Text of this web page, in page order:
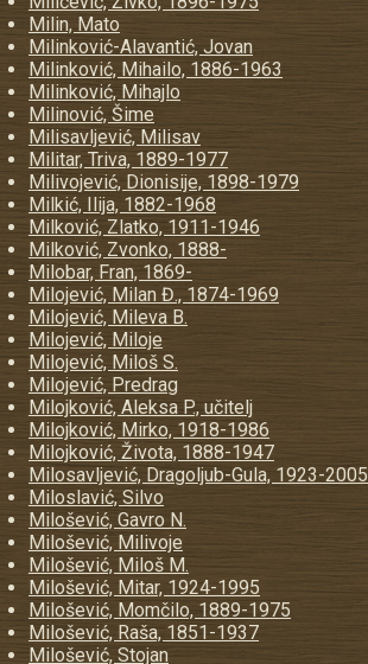
Milin, Mato
Milinković-Alavantić, Jovan
Milinković, Mihailo, 1886-1963
Milinković, Mihajlo
Milinović, Šime
Milisavljević, Milisav
Militar, Triva, 1889-1977
Milivojević, Dionisije, 1898-1979
Milkić, Ilija, 1882-1968
Milković, Zlatko, 1911-1946
Milković, Zvonko, 1888-
Milobar, Fran, 1869-
Milojević, Milan Đ., 1874-1969
Milojević, Mileva B.
Milojević, Miloje
Milojević, Miloš S.
Milojević, Predrag
Milojković, Aleksa P., učitelj
Milojković, Mirko, 1918-1986
Milojković, Života, 1888-1947
Milosavljević, Dragoljub-Gula, 1923-2005
Miloslavić, Silvo
Milošević, Gavro N.
Milošević, Milivoje
Milošević, Miloš M.
Milošević, Mitar, 1924-1995
Milošević, Momčilo, 1889-1975
Milošević, Raša, 1851-1937
Milošević, Stojan